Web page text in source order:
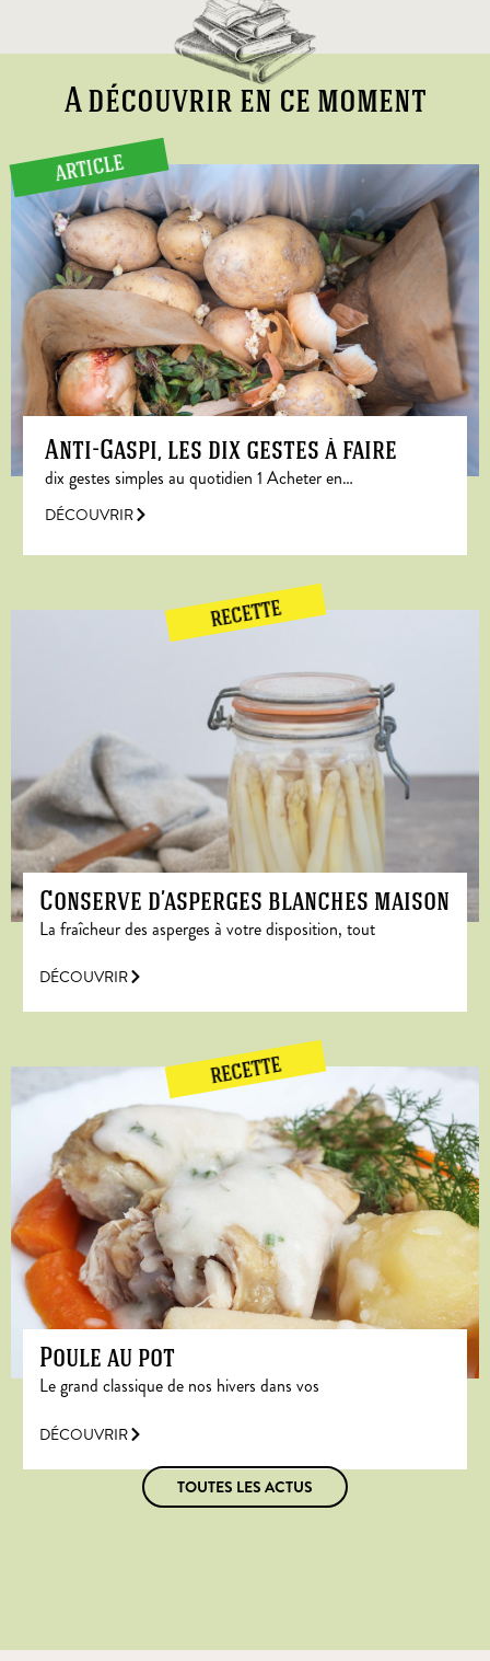
A découvrir en ce moment
ARTICLE
Anti-Gaspi, les dix gestes à faire
dix gestes simples au quotidien 1 Acheter en…
DÉCOUVRIR
RECETTE
Conserve d’asperges blanches maison
La fraîcheur des asperges à votre disposition, tout
DÉCOUVRIR
RECETTE
Poule au pot
Le grand classique de nos hivers dans vos
DÉCOUVRIR
TOUTES LES ACTUS